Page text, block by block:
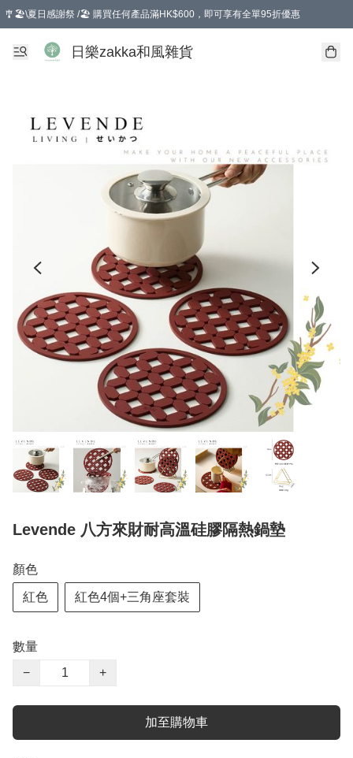
🎐🏖️\夏日感謝祭 /🏖️ 購買任何產品滿HK$600，即可享有全單95折優惠
選擇GoGoX住宅/工商地址配送，單一訂單消費購物滿HK$680(折扣後），可享有
日樂zakka和風雜貨
Levende 八方來財耐高溫硅膠隔熱鍋墊
顏色
紅色 紅色4個+三角座套裝
數量
−
+
加至購物車